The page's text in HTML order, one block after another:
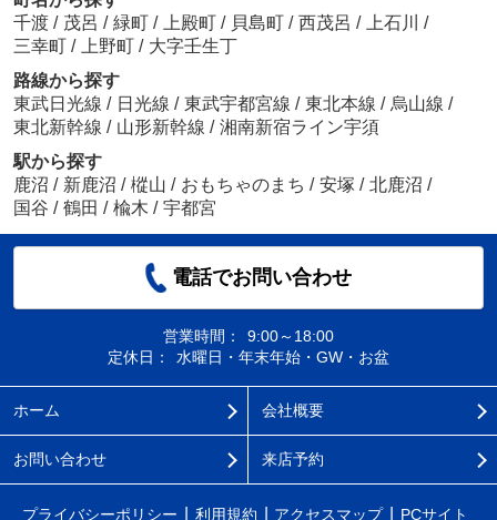
千渡 / 茂呂 / 緑町 / 上殿町 / 貝島町 / 西茂呂 / 上石川 /
三幸町 / 上野町 / 大字壬生丁
路線から探す
東武日光線 / 日光線 / 東武宇都宮線 / 東北本線 / 烏山線 /
東北新幹線 / 山形新幹線 / 湘南新宿ライン宇須
駅から探す
鹿沼 / 新鹿沼 / 樅山 / おもちゃのまち / 安塚 / 北鹿沼 /
国谷 / 鶴田 / 楡木 / 宇都宮
電話でお問い合わせ
営業時間：
9:00～18:00
定休日：
水曜日・年末年始・GW・お盆
ホーム 会社概要
お問い合わせ 来店予約
プライバシーポリシー 利用規約 アクセスマップ PCサイト